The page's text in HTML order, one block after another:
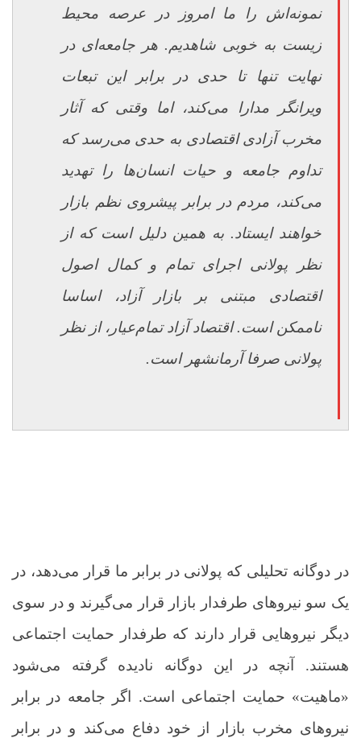
نمونه‌اش را ما امروز در عرصه محیط
زیست به خوبی شاهدیم. هر جامعه‌ای در
نهایت تنها تا حدی در برابر این تبعات
ویرانگر مدارا می‌کند، اما وقتی که آثار
مخرب آزادی اقتصادی به حدی می‌رسد که
تداوم جامعه و حیات انسان‌ها را تهدید
می‌کند، مردم در برابر پیشروی نظم بازار
خواهند ایستاد. به همین دلیل است که از
نظر پولانی اجرای تمام و کمال اصول
اقتصادی مبتنی بر بازار آزاد، اساسا
ناممکن است. اقتصاد آزاد تمام‌عیار، از نظر
پولانی صرفا آرمانشهر است.
در دوگانه تحلیلی که پولانی در برابر ما قرار می‌دهد، در
یک سو نیروهای طرفدار بازار قرار می‌گیرند و در سوی
دیگر نیروهایی قرار دارند که طرفدار حمایت اجتماعی
هستند. آنچه در این دوگانه نادیده گرفته می‌شود
«ماهیت» حمایت اجتماعی است. اگر جامعه در برابر
نیروهای مخرب بازار از خود دفاع می‌کند و در برابر